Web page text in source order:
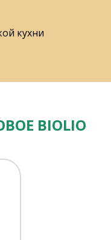
кухни
BIOLIO